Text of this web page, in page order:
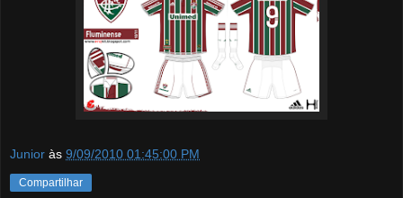
Junior às 9/09/2010 01:45:00 PM
Compartilhar